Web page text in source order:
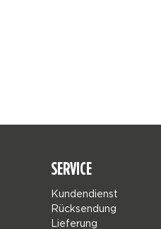
SERVICE
Kundendienst
Rücksendung
Lieferung